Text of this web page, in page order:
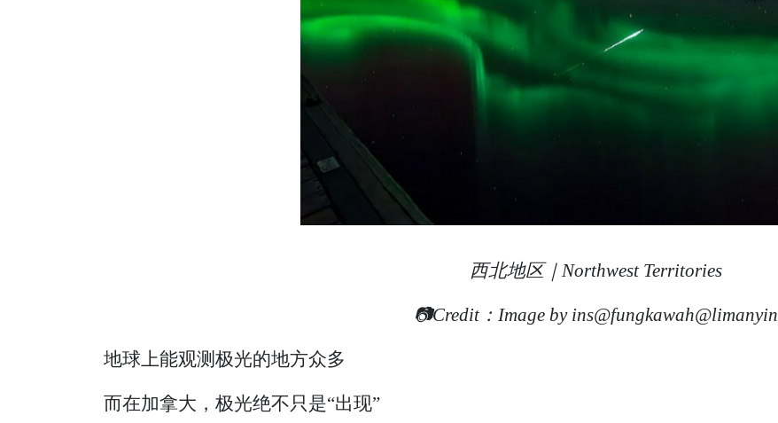
西北地区｜Northwest Territories
📷Credit：Image by ins@fungkawah@limanyin
地球上能观测极光的地方众多
而在加拿大，极光绝不只是“出现”